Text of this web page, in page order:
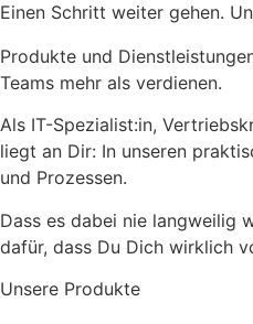
Einen Schritt weiter gehen.
Produkte und
Teams mehr als verdienen.
Als IT-Spezialist:in,
liegt an Dir: In unseren
und Prozessen.
Dass es dabei nie langweilig
dafür, dass Du Dich wirklich
Unsere Produkte